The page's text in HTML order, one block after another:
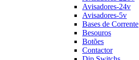
Avisadores-24v
Avisadores-5v
Bases de Corrente
Besouros
Botões
Contactor